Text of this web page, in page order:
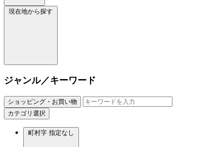
現在地から探す
ジャンル／キーワード
ショッピング・お買い物
カテゴリ選択
町村字 指定なし